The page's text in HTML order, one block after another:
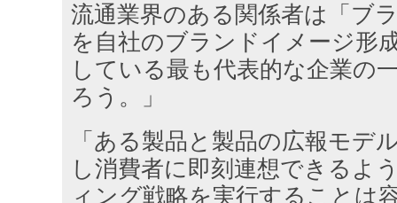
流通業界のある関係者は「ブ
を自社のブランドイメージ形
している最も代表的な企業の
ろう。」
「ある製品と製品の広報モデ
し消費者に即刻連想できるよ
ィング戦略を実行することは